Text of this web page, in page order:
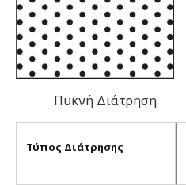
Πυκνή Διάτρηση
Τύπος Διάτρησης